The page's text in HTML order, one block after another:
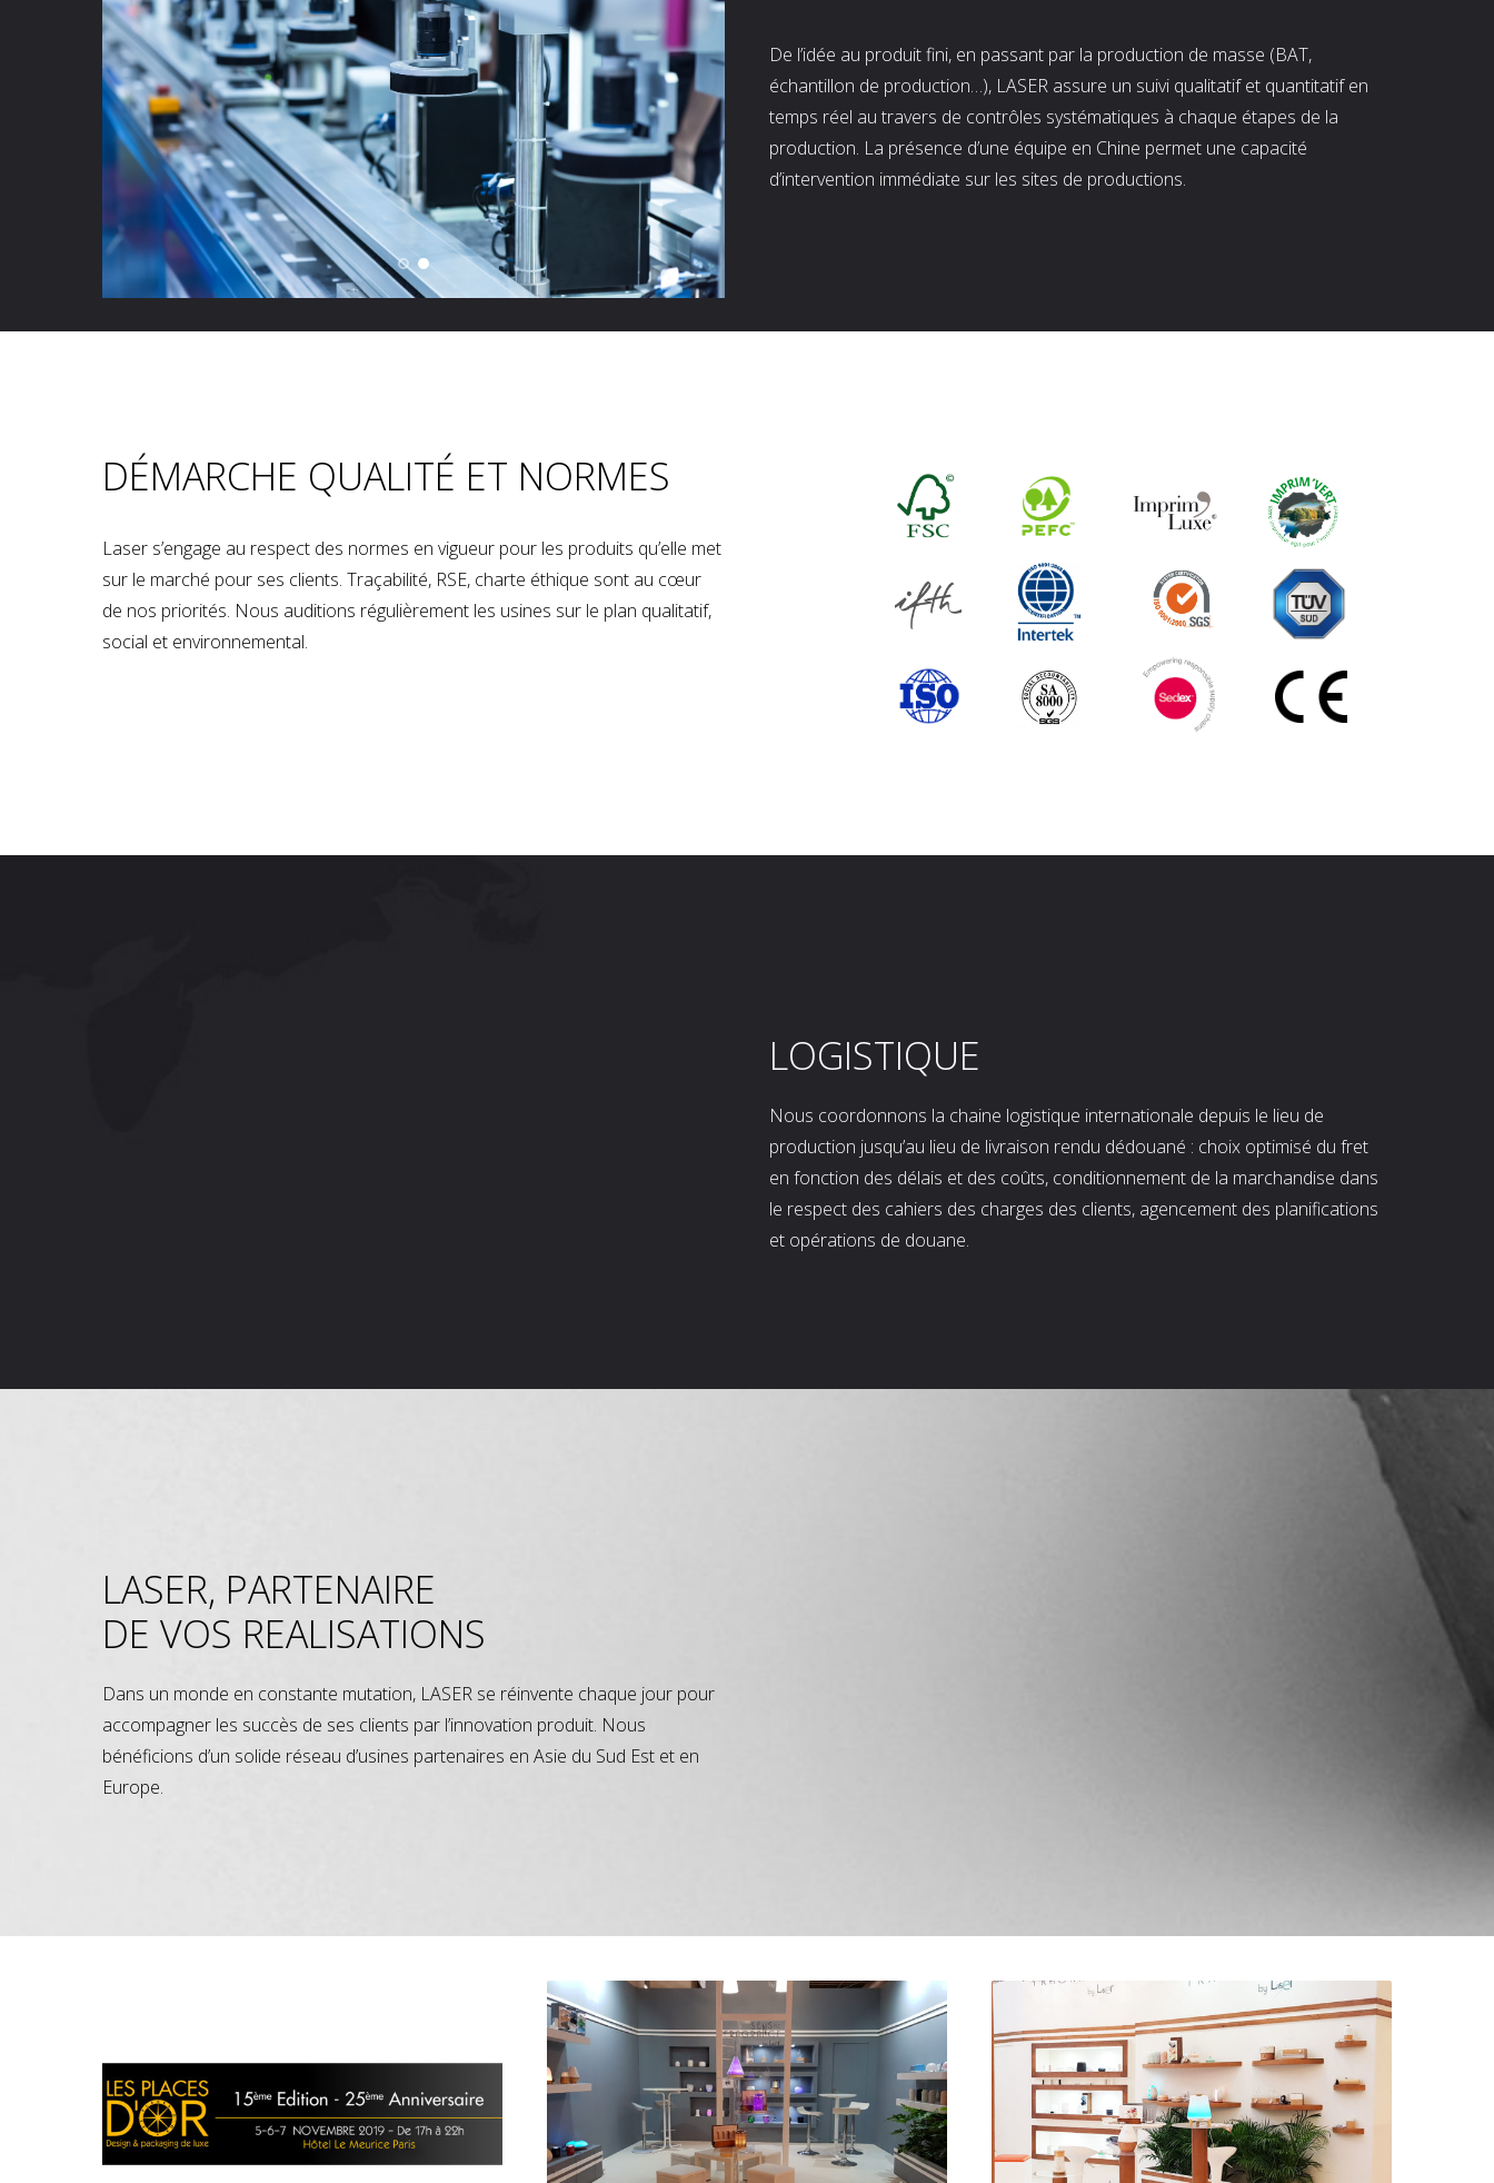
De l’idée au produit fini, en passant par la production de masse (BAT,
échantillon de production…), LASER assure un suivi qualitatif et quantitatif en
temps réel au travers de contrôles systématiques à chaque étapes de la
production. La présence d’une équipe en Chine permet une capacité
d’intervention immédiate sur les sites de productions.
DÉMARCHE QUALITÉ ET NORMES
Laser s’engage au respect des normes en vigueur pour les produits qu’elle met
sur le marché pour ses clients. Traçabilité, RSE, charte éthique sont au cœur
de nos priorités. Nous auditions régulièrement les usines sur le plan qualitatif,
social et environnemental.
LOGISTIQUE
Nous coordonnons la chaine logistique internationale depuis le lieu de
production jusqu’au lieu de livraison rendu dédouané : choix optimisé du fret
en fonction des délais et des coûts, conditionnement de la marchandise dans
le respect des cahiers des charges des clients, agencement des planifications
et opérations de douane.
LASER, PARTENAIRE
DE VOS REALISATIONS
Dans un monde en constante mutation, LASER se réinvente chaque jour pour
accompagner les succès de ses clients par l’innovation produit. Nous
bénéficions d’un solide réseau d’usines partenaires en Asie du Sud Est et en
Europe.